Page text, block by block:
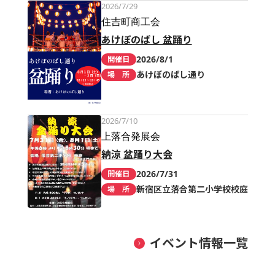
2026/7/29
住吉町商工会
あけぼのばし 盆踊り
開催日 2026/8/1
場 所 あけぼのばし通り
2026/7/10
上落合発展会
納涼 盆踊り大会
開催日 2026/7/31
場 所 新宿区立落合第二小学校校庭
イベント情報一覧